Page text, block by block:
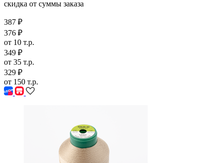
387 ₽
376 ₽
от 10 т.р.
349 ₽
от 35 т.р.
329 ₽
от 150 т.р.